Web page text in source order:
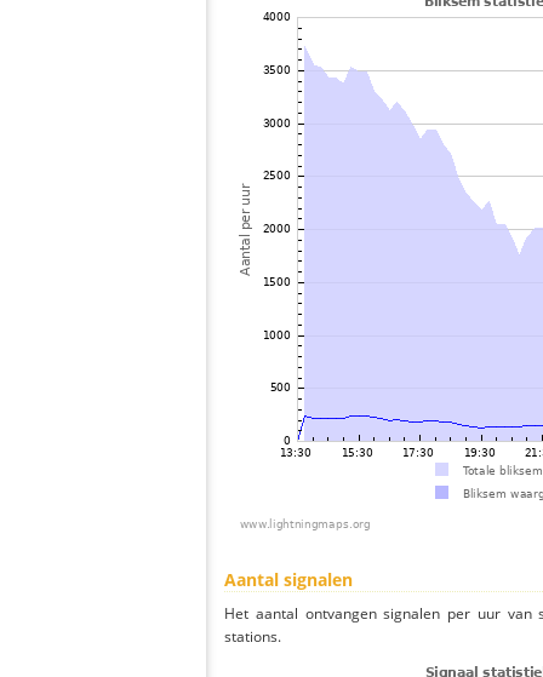
Aantal signalen
Het aantal ontvangen signalen per uur van
stations.